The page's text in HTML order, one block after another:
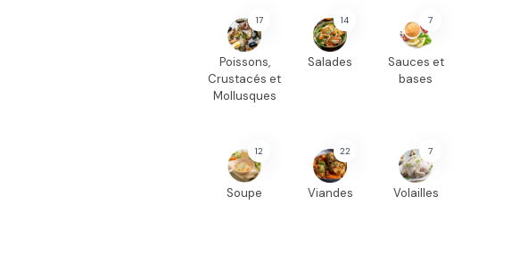
17
Poissons,
Crustacés et
Mollusques
14
Salades
7
Sauces et
bases
12
Soupe
22
Viandes
7
Volailles